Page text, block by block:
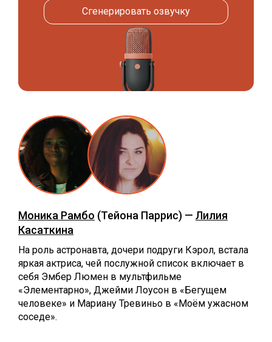
Сгенерировать озвучку
Моника Рамбо (Тейона Паррис) — Лилия
Касаткина
На роль астронавта, дочери подруги Кэрол, встала
яркая актриса, чей послужной список включает в
себя Эмбер Люмен в мультфильме
«Элементарно», Джейми Лоусон в «Бегущем
человеке» и Мариану Тревиньо в «Моём ужасном
соседе».